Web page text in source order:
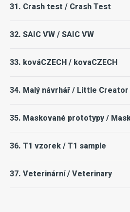
31. Crash test / Crash Test
32. SAIC VW / SAIC VW
33. kováCZECH / kovaCZECH
34. Malý návrhář / Little Creator
35. Maskované prototypy /
36. T1 vzorek / T1 sample
37. Veterinární / Veterinary